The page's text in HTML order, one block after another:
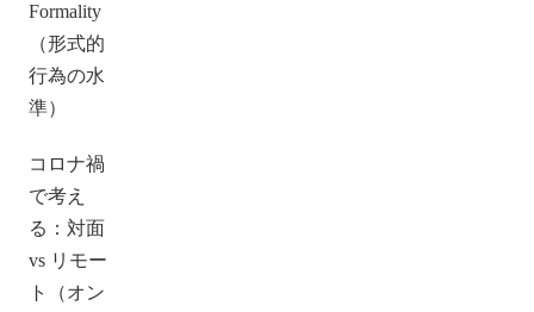
Formality
（形式的
行為の水
準）
コロナ禍
で考え
る：対面
vs リモー
ト（オン